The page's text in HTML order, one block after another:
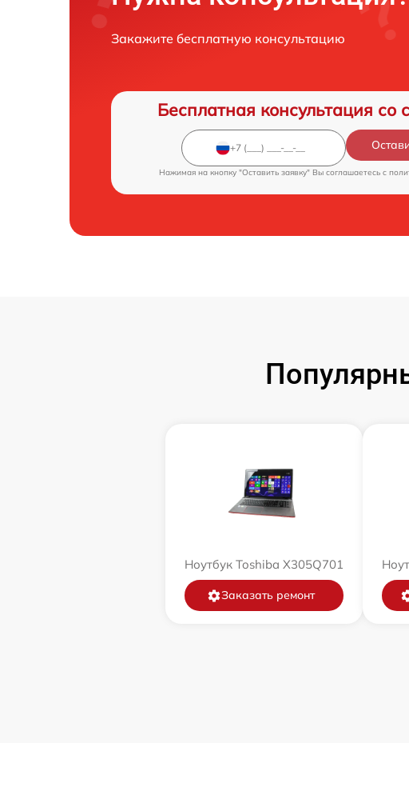
Закажите бесплатную консультацию
Бесплатная консультация со
Нажимая на кнопку "Оставить заявку" Вы соглашаетесь c
Ноутбук Toshiba X305Q701
Заказать ремонт